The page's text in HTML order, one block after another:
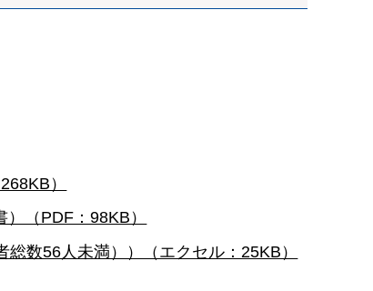
）
（PDF：98KB）
数56人未満））（エクセル：25KB）